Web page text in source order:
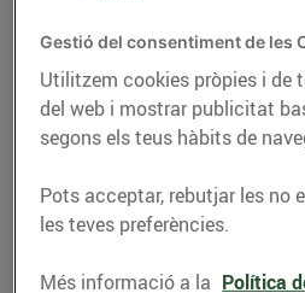
Gestió del consentiment de les
Utilitzem cookies pròpies i de
del web i mostrar publicitat
segons els teus hàbits de
Pots acceptar, rebutjar les no
les teves preferències.
Més informació a la Política